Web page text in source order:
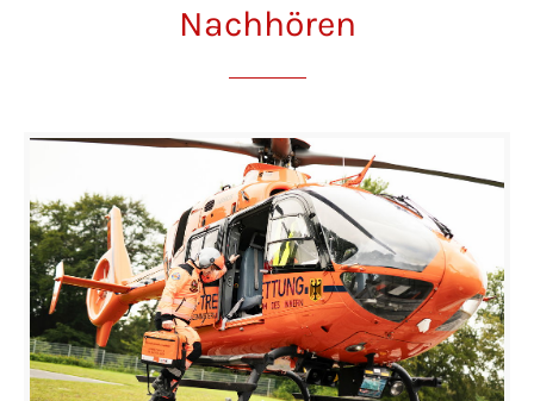
Nachhören